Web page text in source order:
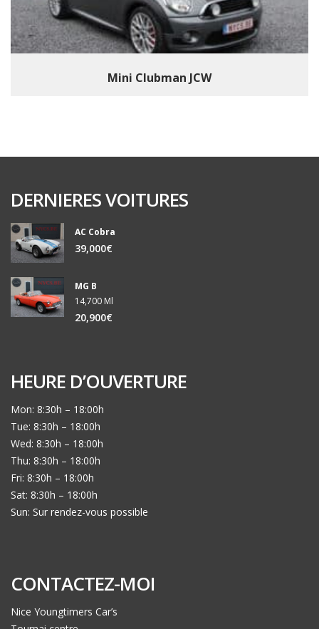
Mini Clubman JCW
DERNIERES VOITURES
AC Cobra
39,000€
MG B
14,700 Ml
20,900€
HEURE D’OUVERTURE
Mon: 8:30h – 18:00h
Tue: 8:30h – 18:00h
Wed: 8:30h – 18:00h
Thu: 8:30h – 18:00h
Fri: 8:30h – 18:00h
Sat: 8:30h – 18:00h
Sun: Sur rendez-vous possible
CONTACTEZ-MOI
Nice Youngtimers Car’s